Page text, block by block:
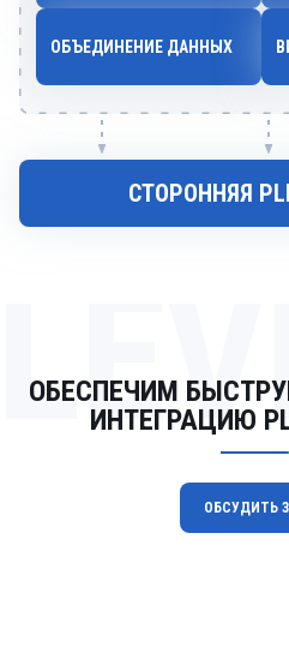
ОБЪЕДИНЕНИЕ ДАННЫХ
СТОРОННЯЯ
ОБЕСПЕЧИМ
ИНТЕГРАЦИЮ
ОБСУДИТЬ